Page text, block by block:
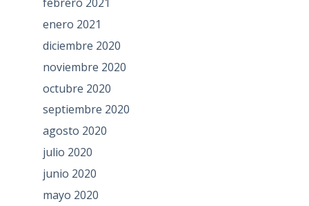
enero 2021
diciembre 2020
noviembre 2020
octubre 2020
septiembre 2020
agosto 2020
julio 2020
junio 2020
mayo 2020